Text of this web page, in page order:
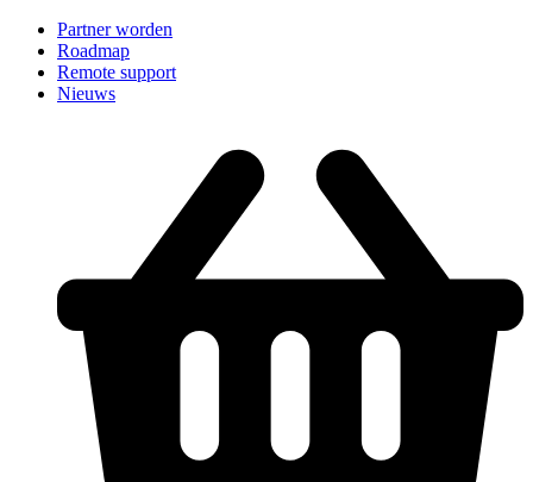
Partner worden
Roadmap
Remote support
Nieuws